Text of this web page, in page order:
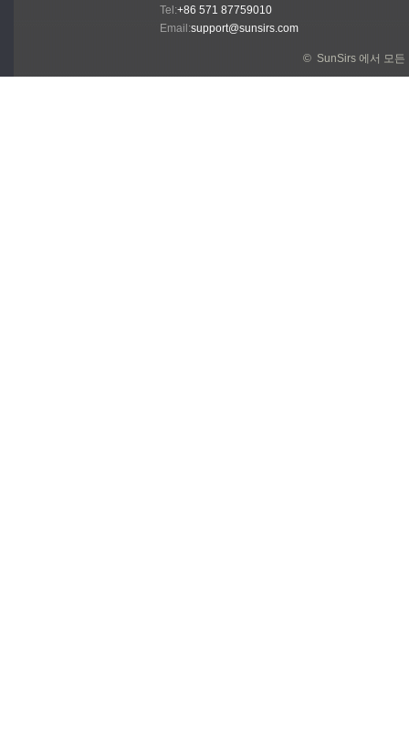
Tel:+86 571 87759010
Email:support@sunsirs.com
© SunSirs 에서 모